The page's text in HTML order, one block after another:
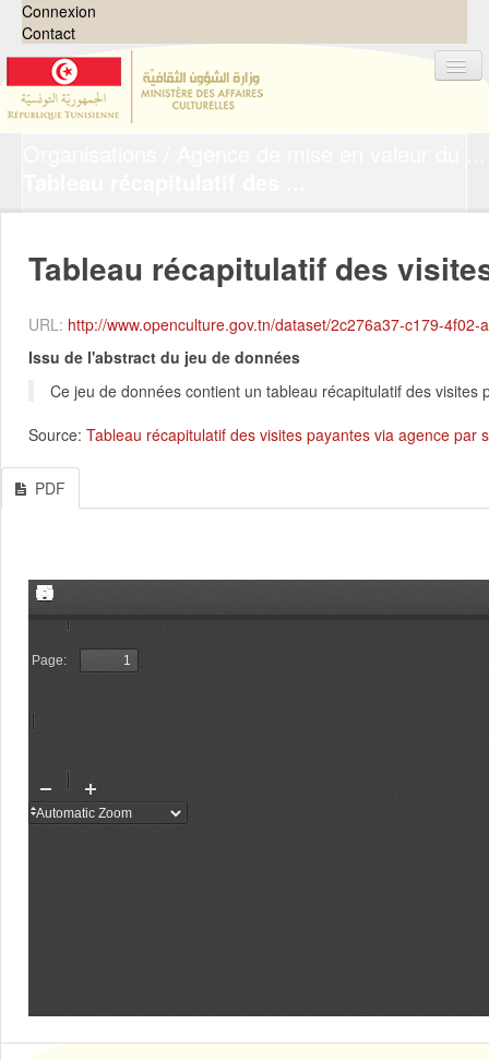
Connexion
Contact
Demandes 0
Tableau récapitulatif des
URL: http://www.openculture.gov.tn/dataset/2c276a37-c179-4f02-ae3a-2c1a54dc256e/
Issu de l'abstract du jeu de données
Ce jeu de données contient un tableau récapitulatif des
Source: Tableau récapitulatif des visites payantes via agence par
PDF